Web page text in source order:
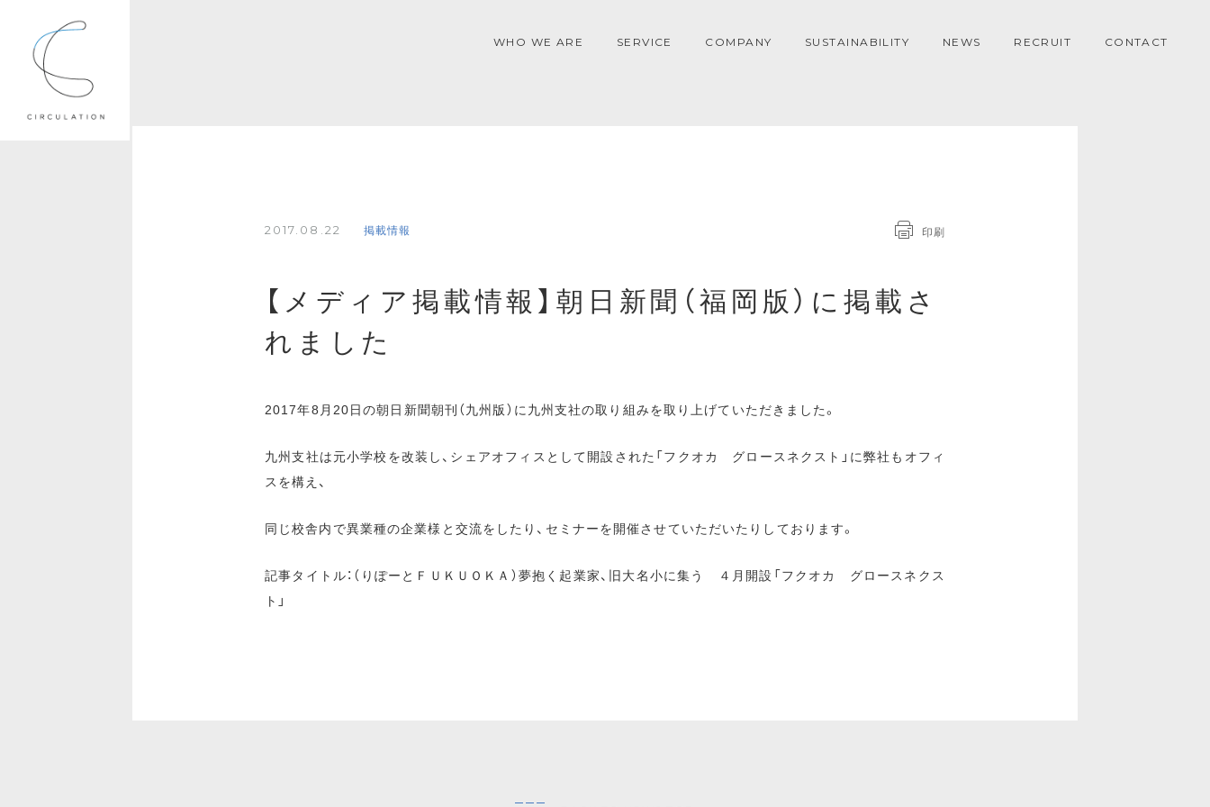
WHO WE ARE SERVICE COMPANY SUSTAINABILITY NEWS RECRUIT CONTACT
2017.08.22 掲載情報 印刷
【メディア掲載情報】朝日新聞（福岡版）に掲載さ
れました
2017年8月20日の朝日新聞朝刊（九州版）に九州支社の取り組みを取り上げていただきました。
九州支社は元小学校を改装し、シェアオフィスとして開設された「フクオカ グロースネクスト」に弊社もオフィ
スを構え、
同じ校舎内で異業種の企業様と交流をしたり、セミナーを開催させていただいたりしております。
記事タイトル：（りぽーとＦＵＫＵＯＫＡ）夢抱く起業家、旧大名小に集う ４月開設「フクオカ グロースネクス
ト」